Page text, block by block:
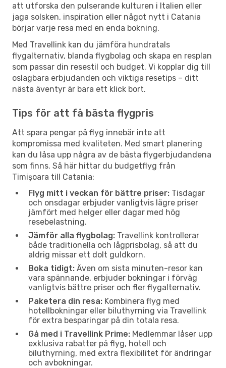
att utforska den pulserande kulturen i Italien eller
jaga solsken, inspiration eller något nytt i Catania
börjar varje resa med en enda bokning.
Med Travellink kan du jämföra hundratals
flygalternativ, blanda flygbolag och skapa en resplan
som passar din resestil och budget. Vi kopplar dig till
oslagbara erbjudanden och viktiga resetips – ditt
nästa äventyr är bara ett klick bort.
Tips för att få bästa flygpris
Att spara pengar på flyg innebär inte att
kompromissa med kvaliteten. Med smart planering
kan du låsa upp några av de bästa flygerbjudandena
som finns. Så här hittar du budgetflyg från
Timișoara till Catania:
Flyg mitt i veckan för bättre priser: Tisdagar
och onsdagar erbjuder vanligtvis lägre priser
jämfört med helger eller dagar med hög
resebelastning.
Jämför alla flygbolag: Travellink kontrollerar
både traditionella och lågprisbolag, så att du
aldrig missar ett dolt guldkorn.
Boka tidigt: Även om sista minuten-resor kan
vara spännande, erbjuder bokningar i förväg
vanligtvis bättre priser och fler flygalternativ.
Paketera din resa: Kombinera flyg med
hotellbokningar eller biluthyrning via Travellink
för extra besparingar på din totala resa.
Gå med i Travellink Prime: Medlemmar låser upp
exklusiva rabatter på flyg, hotell och
biluthyrning, med extra flexibilitet för ändringar
och avbokningar.